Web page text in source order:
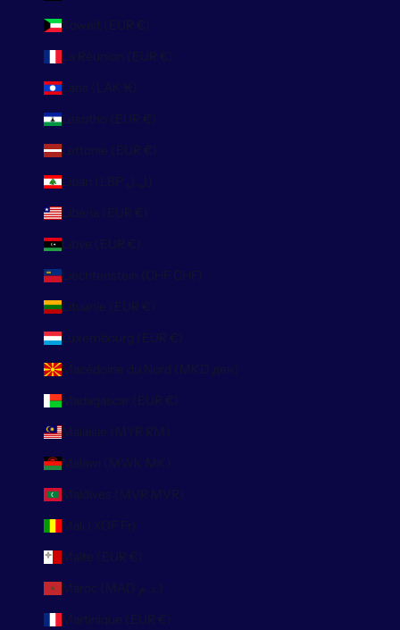
Koweït (EUR €)
La Réunion (EUR €)
Laos (LAK ₭)
Lesotho (EUR €)
Lettonie (EUR €)
Liban (LBP ل.ل)
Liberia (EUR €)
Libye (EUR €)
Liechtenstein (CHF CHF)
Lituanie (EUR €)
Luxembourg (EUR €)
Macédoine du Nord (MKD ден)
Madagascar (EUR €)
Malaisie (MYR RM)
Malawi (MWK MK)
Maldives (MVR MVR)
Mali (XOF Fr)
Malte (EUR €)
Maroc (MAD د.م.)
Martinique (EUR €)